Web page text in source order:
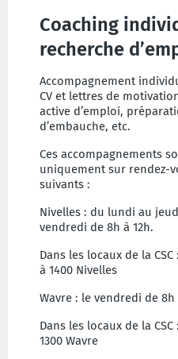
Coaching
recherche
Accompagnement
CV et lettres de
active d’emploi,
d’embauche, etc.
Ces accompagnements
uniquement sur rendez-
suivants :
Nivelles : du lundi au
vendredi de 8h à 12h.
Dans les locaux de la
à 1400 Nivelles
Wavre : le vendredi de 8h
Dans les locaux de la
1300 Wavre